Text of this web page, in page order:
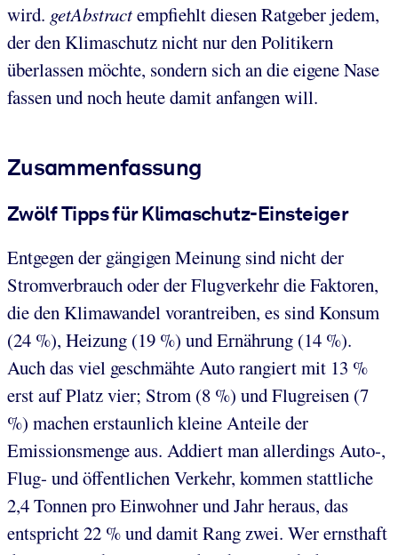
wird. getAbstractempfiehlt diesen Ratgeber jedem,
der den Klimaschutz nicht nur den Politikern
überlassen möchte, sondern sich an die eigene Nase
fassen und noch heute damit anfangen will.
Zusammenfassung
Zwölf Tipps für Klimaschutz-Einsteiger
Entgegen der gängigen Meinung sind nicht der
Stromverbrauch oder der Flugverkehr die Faktoren,
die den Klimawandel vorantreiben, es sind Konsum
(24 %), Heizung (19 %) und Ernährung (14 %).
Auch das viel geschmähte Auto rangiert mit 13 %
erst auf Platz vier; Strom (8 %) und Flugreisen (7
%) machen erstaunlich kleine Anteile der
Emissionsmenge aus. Addiert man allerdings Auto-,
Flug- und öffentlichen Verkehr, kommen stattliche
2,4 Tonnen pro Einwohner und Jahr heraus, das
entspricht 22 % und damit Rang zwei. Wer ernsthaft